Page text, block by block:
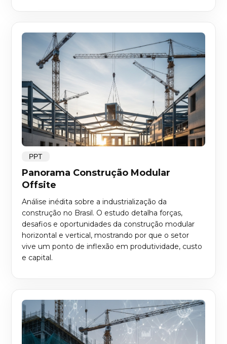
PPT
Panorama Construção Modular
Offsite
Análise inédita sobre a industrialização da
construção no Brasil. O estudo detalha forças,
desafios e oportunidades da construção modular
horizontal e vertical, mostrando por que o setor
vive um ponto de inflexão em produtividade, custo
e capital.